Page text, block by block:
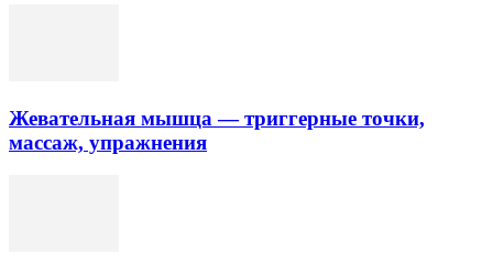
Жевательная мышца — триггерные точки,
массаж, упражнения